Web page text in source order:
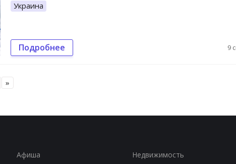
Украина
Подробнее 9
»
Афиша Недвижимость